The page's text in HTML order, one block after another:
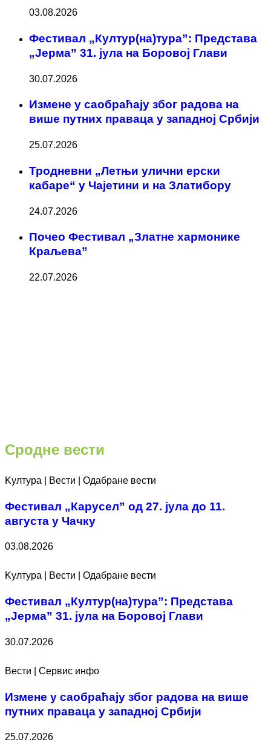
03.08.2026
Фестивал „Култур(на)тура”: Представа
„Јерма” 31. јула на Боровој Глави
30.07.2026
Измене у саобраћају због радова на
више путних праваца у западној Србији
25.07.2026
Тродневни „Летњи улични ерски
кабаре“ у Чајетини и на Златибору
24.07.2026
Почео Фестивал „Златне хармонике
Краљева”
22.07.2026
Сродне вести
Kултура | Вести | Одабране вести
Фестивал „Карусел” од 27. јула до 11.
августа у Чачку
03.08.2026
Kултура | Вести | Одабране вести
Фестивал „Култур(на)тура”: Представа
„Јерма” 31. јула на Боровој Глави
30.07.2026
Вести | Сервис инфо
Измене у саобраћају због радова на више
путних праваца у западној Србији
25.07.2026